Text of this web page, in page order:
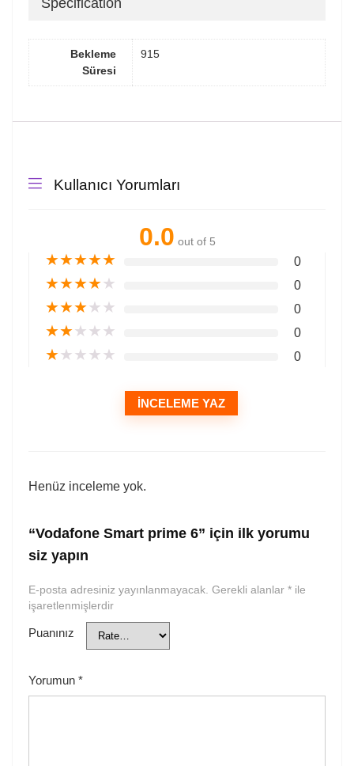
Specification
Bekleme
Süresi
915
Kullanıcı Yorumları
0.0 out of 5
★★★★★ 0
★★★★★ 0
★★★★★ 0
★★★★★ 0
★★★★★ 0
İNCELEME YAZ
Henüz inceleme yok.
“Vodafone Smart prime 6” için ilk yorumu
siz yapın
E-posta adresiniz yayınlanmayacak. Gerekli alanlar * ile
işaretlenmişlerdir
Puanınız
Yorumun *